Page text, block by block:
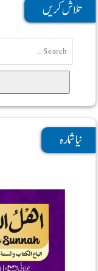
تلاش کریں
نیا شمارہ